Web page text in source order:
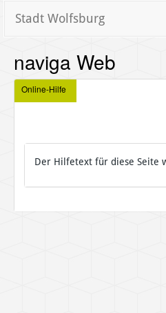
Stadt Wolfsburg
naviga Web
Online-Hilfe
Der Hilfetext für diese Seite